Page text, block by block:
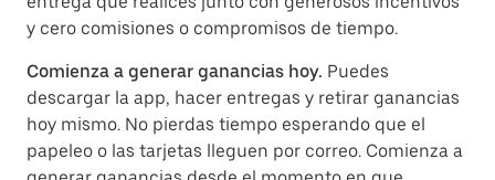
y cero comisiones o compromisos de tiempo.
Comienza a generar ganancias hoy. Puedes
descargar la app, hacer entregas y retirar ganancias
hoy mismo. No pierdas tiempo esperando que el
papeleo o las tarjetas lleguen por correo. Comienza a